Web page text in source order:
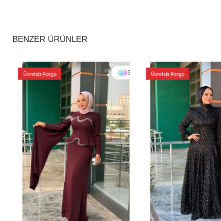
BENZER ÜRÜNLER
3